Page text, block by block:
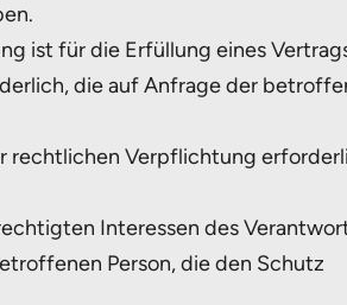
ist für die Erfüllung eines
die auf Anfrage der
rechtlichen Verpflichtung
Interessen des
Person, die den Schutz